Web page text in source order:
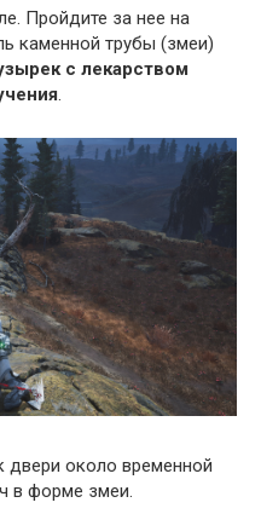
Пройдите за нее на
каменной трубы (змеи)
с лекарством
.
двери около временной
в форме змеи.